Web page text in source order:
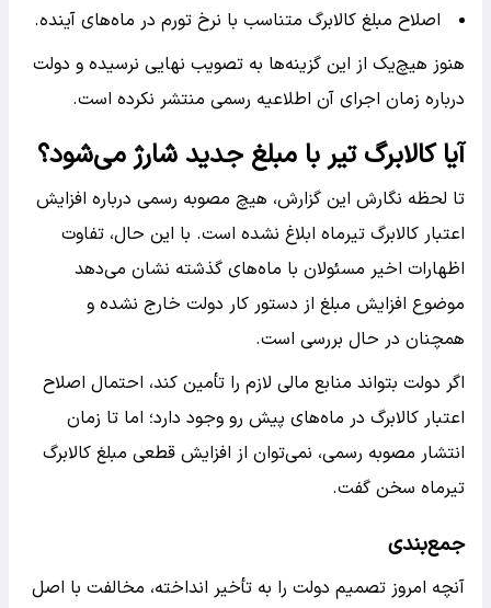
اصلاح مبلغ کالابرگ متناسب با نرخ تورم در ماه‌های آینده.
هنوز هیچ‌یک از این گزینه‌ها به تصویب نهایی نرسیده و دولت
درباره زمان اجرای آن اطلاعیه رسمی منتشر نکرده است.
آیا کالابرگ تیر با مبلغ جدید شارژ می‌شود؟
تا لحظه نگارش این گزارش، هیچ مصوبه رسمی درباره افزایش
اعتبار کالابرگ تیرماه ابلاغ نشده است. با این حال، تفاوت
اظهارات اخیر مسئولان با ماه‌های گذشته نشان می‌دهد
موضوع افزایش مبلغ از دستور کار دولت خارج نشده و
همچنان در حال بررسی است.
اگر دولت بتواند منابع مالی لازم را تأمین کند، احتمال اصلاح
اعتبار کالابرگ در ماه‌های پیش رو وجود دارد؛ اما تا زمان
انتشار مصوبه رسمی، نمی‌توان از افزایش قطعی مبلغ کالابرگ
تیرماه سخن گفت.
جمع‌بندی
آنچه امروز تصمیم دولت را به تأخیر انداخته، مخالفت با اصل